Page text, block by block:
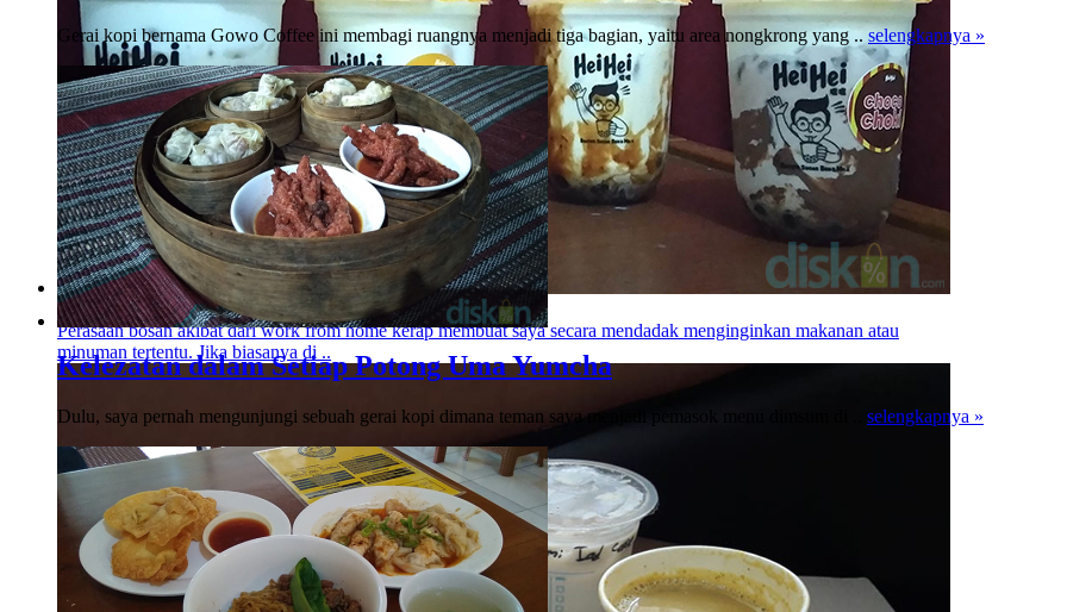
Hei Hei Boba, Jawara Boba dari Jogja
Perasaan bosan akibat dari work from home kerap membuat saya secara mendadak menginginkan makanan atau
minuman tertentu. Jika biasanya di ..
Gerai kopi bernama Gowo Coffee ini membagi ruangnya menjadi tiga bagian, yaitu area nongkrong yang .. selengkapnya »
Kelezatan dalam Setiap Potong Uma Yumcha
Dulu, saya pernah mengunjungi sebuah gerai kopi dimana teman saya menjadi pemasok menu dimsum di .. selengkapnya »